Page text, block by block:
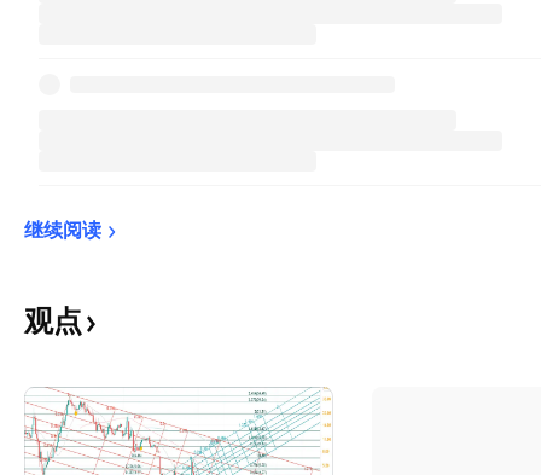
继续阅读
观点